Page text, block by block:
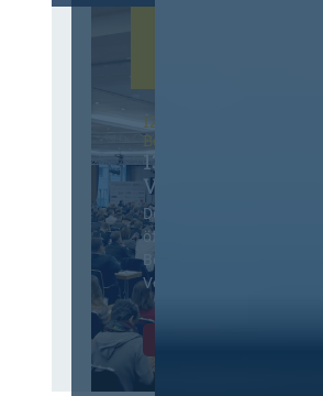
12. & 13. November 2026 in
Berlin
13. Deutscher
Vergabetag
Der Jahreskongress für
öffentliches
Beschaffungswesen und
Vergaberecht